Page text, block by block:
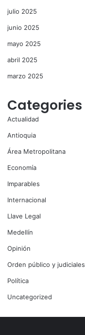
julio 2025
junio 2025
mayo 2025
abril 2025
marzo 2025
Categories
Actualidad
Antioquia
Área Metropolitana
Economía
Imparables
Internacional
Llave Legal
Medellín
Opinión
Orden público y judiciales
Política
Uncategorized